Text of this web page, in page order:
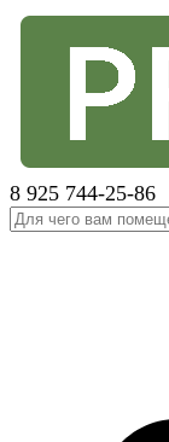
8 925 744-25-86